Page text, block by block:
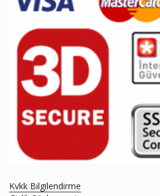
Kvkk Bilgilendirme